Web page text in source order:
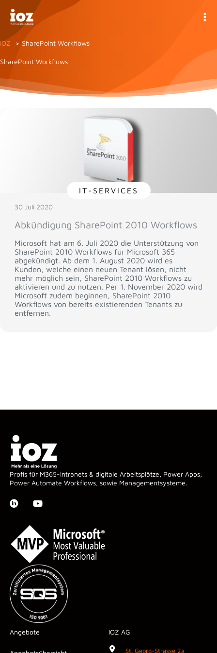
Inhalt
springen
IOZ SharePoint Workflows
SharePoint Workflows
IT-SERVICES
30 Juli 2020
Abkündigung SharePoint 2010 Workflows
Microsoft hat am 6. Juli 2020 die Unterstützung von
SharePoint 2010 Workflows für Microsoft 365
abgekündigt. Ab dem 1. August 2020 wird es
Kunden, welche einen neuen Tenant lösen, nicht
mehr möglich sein, SharePoint 2010 Workflows zu
aktivieren und zu nutzen. Per 1. November 2020 wird
Microsoft zudem beginnen, SharePoint 2010
Workflows von bereits existierenden Tenants zu
entfernen.
Profis für M365-Intranets & digitale Arbeitsplätze, Power Apps,
Power Automate Workflows, sowie Managementsysteme.
Angebote IOZ AG
St. Georg-Strasse 2a